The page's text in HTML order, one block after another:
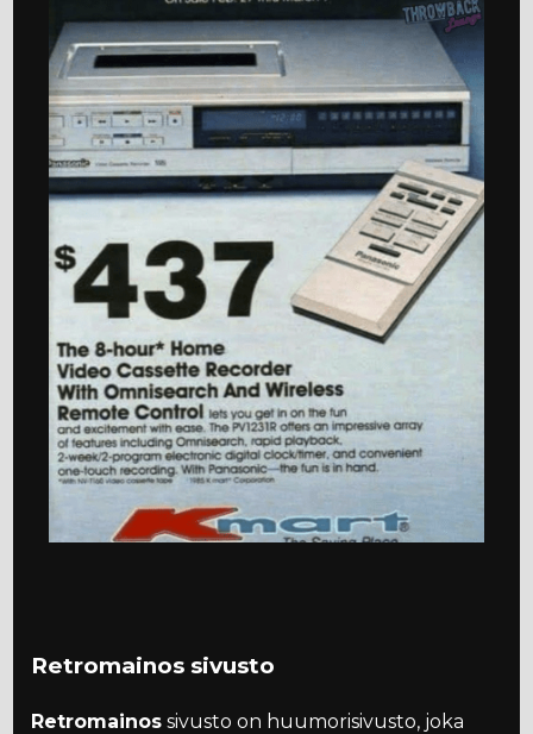
Retromainos sivusto
Retromainos sivusto on huumorisivusto, joka